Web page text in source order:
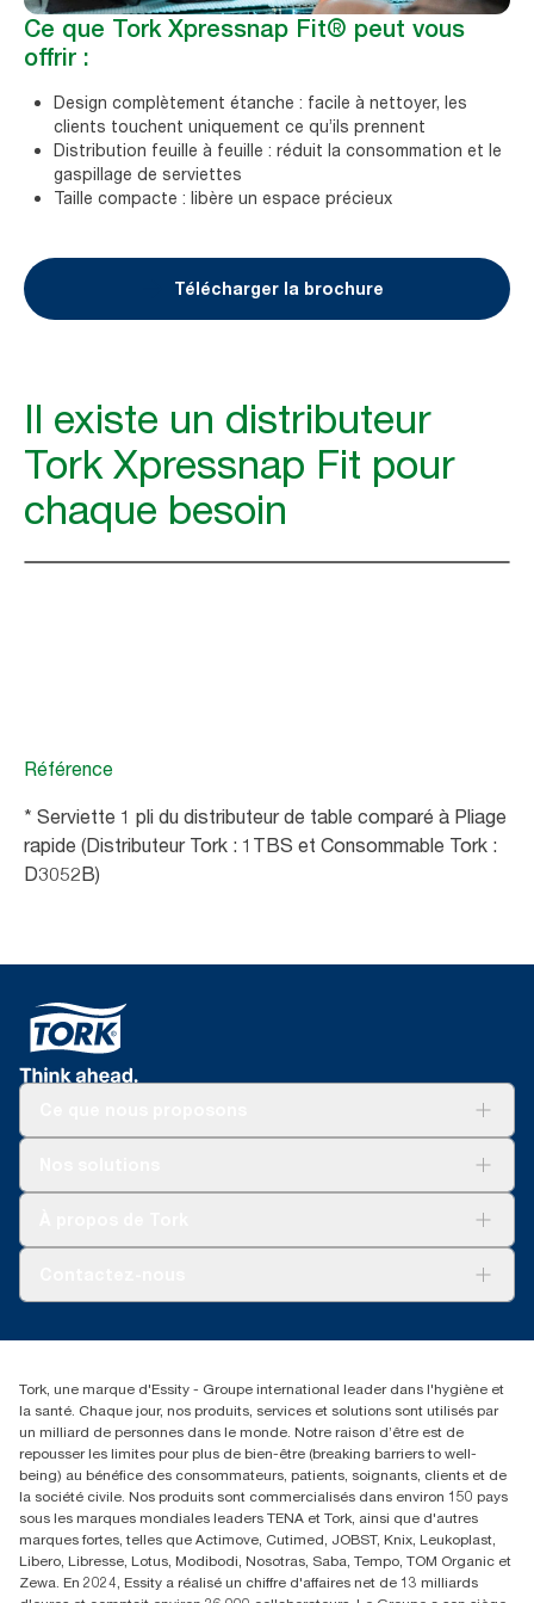
Ce que Tork Xpressnap Fit® peut vous
offrir :
Design complètement étanche : facile à nettoyer, les
clients touchent uniquement ce qu’ils prennent
Distribution feuille à feuille : réduit la consommation et le
gaspillage de serviettes
Taille compacte : libère un espace précieux
Télécharger la brochure
Il existe un distributeur
Tork Xpressnap Fit pour
chaque besoin
Référence
* Serviette 1 pli du distributeur de table comparé à Pliage
rapide (Distributeur Tork : 1TBS et Consommable Tork :
D3052B)
Réclamation pour distributeurs
02 766 05 30
Essity Belgium NV
Berkenlaan 8B
1831 MACHELEN
Tork, une marque d'Essity - Groupe international leader dans l'hygiène et
la santé. Chaque jour, nos produits, services et solutions sont utilisés par
un milliard de personnes dans le monde. Notre raison d’être est de
repousser les limites pour plus de bien-être (breaking barriers to well-
being) au bénéfice des consommateurs, patients, soignants, clients et de
la société civile. Nos produits sont commercialisés dans environ 150 pays
sous les marques mondiales leaders TENA et Tork, ainsi que d'autres
marques fortes, telles que Actimove, Cutimed, JOBST, Knix, Leukoplast,
Libero, Libresse, Lotus, Modibodi, Nosotras, Saba, Tempo, TOM Organic et
Zewa. En 2024, Essity a réalisé un chiffre d'affaires net de 13 milliards